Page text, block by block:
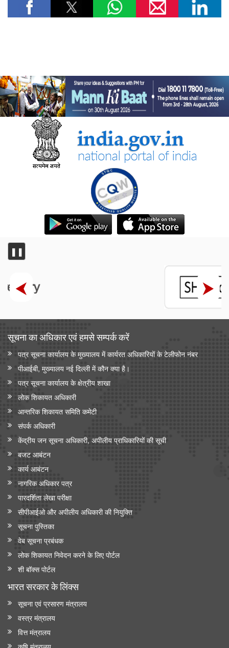
❚❚
सूचना का अधिकार एवं हमसे सम्‍पर्क करें
पत्र सूचना कार्यालय के मुख्यालय में कार्यरत अधिकारियों के टेलीफोन नंबर
पीआईबी, मुख्यालय नई दिल्ली में कौन क्या है।
पत्र सूचना कार्यालय के क्षेत्रीय शाखा
लोक शिकायत अधिकारी
आन्‍तरिक शिकायत समिति कमेटी
संपर्क अधिकारी
केंद्रीय जन सूचना अधिकारी, अपीलीय प्राधिकारियों की सूची
बजट आबंटन
कार्य आबंटन
नागरिक अधिकार पत्र
पारदर्शिता लेखा परीक्षा
सीपीआईओ और अपी‍लीय अधिकारी की नियुक्ति
सूचना पुस्तिका
वेब सूचना प्रबंधक
लोक शिकायत निवेदन करने के लिए पोर्टल
शी बॉक्स पोर्टल
भारत सरकार के लिंक्‍स
सूचना एवं प्रसारण मंत्रालय
वस्त्र मंत्रालय
वित्त मंत्रालय